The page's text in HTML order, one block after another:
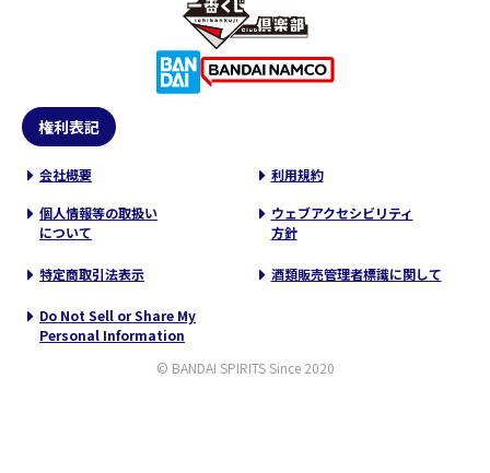
権利表記
会社概要 利用規約
個人情報等の取扱い
について
ウェブアクセシビリティ
方針
特定商取引法表示 酒類販売管理者標識に関して
Do Not Sell or Share My
Personal Information
© BANDAI SPIRITS Since 2020